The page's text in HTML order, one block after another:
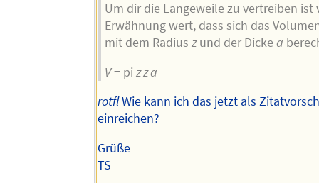
Um dir die Langeweile zu vertreiben ist
Erwähnung wert, dass sich das
mit dem Radiuszund der Dickea
V= piz z a
rotflWie kann ich das jetzt als
einreichen?
Grüße
TS